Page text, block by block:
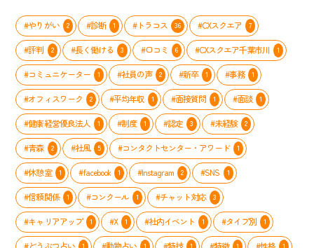
イ
ル
完
全
ガ
イ
ト
ン
タ
ー
で
輝
く
方
法
ー
リ
ー」
ン
タ
ー
が
実
施
し
た
メ
ン
バ
ー
の
「や
る
気
ス
イ
#やりがい 2 #診断 1 #トラコス 36 #CXスクエア 7
#評判 2 #長く働ける 3 #口コミ 6 #CXスクエア千葉市川 1
#コミュニケーター 1 #社員の声 2 #新卒 1 #事務 1
#オフィスワーク 2 #平均年収 1 #面接質問 1 #面談 1
#健康経営優良法人 1 #制度 1 #認定 3 #未経験 2
#青森 2 #社風 5 #コンタクトセンター・アワード 1
#休憩室 1 #facebook 1 #Instagram 2 #SNS 1
#信頼関係 1 #コンクール 1 #チャット対応 3
#キャリアアップ 1 #X 1 #社内イベント 1 #タイプ別 1
#どうぶつ占い 1 #動物占い 1 #特技 1 #特徴 1 #性格 1